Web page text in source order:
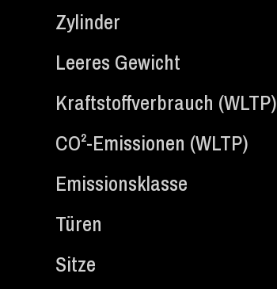
Zylinder
Leeres Gewicht
Kraftstoffverbrauch (WLTP)
CO²-Emissionen (WLTP)
Emissionsklasse
Türen
Sitze